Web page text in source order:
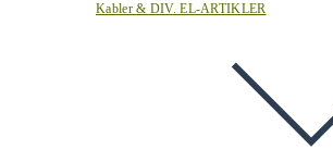
Kabler & DIV. EL-ARTIKLER